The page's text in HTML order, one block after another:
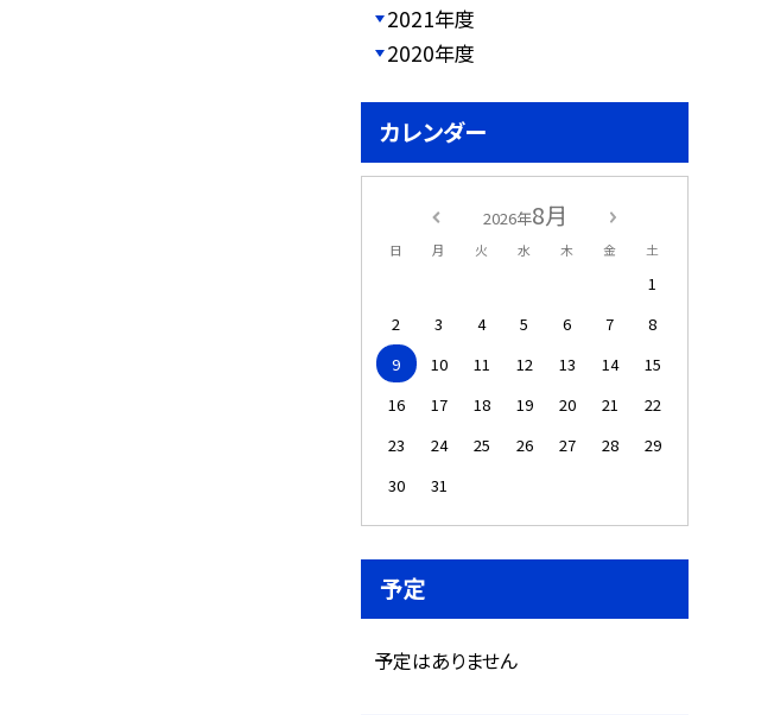
2021年度
2020年度
カレンダー
2026年8月
日 月 火 水 木 金 土
1
2
3 4 5 6 7
8
9
10 11 12 13 14
15
16
17 18 19 20 21
22
23
24 25 26 27 28
29
30
31
予定
予定はありません